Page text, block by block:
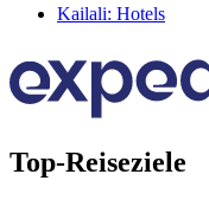
Kailali: Hotels
Top-Reiseziele